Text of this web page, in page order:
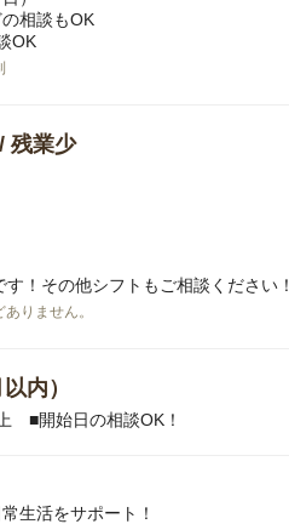
相談もOK
OK
残業少
！その他シフトもご相談ください！
りません。
内）
■開始日の相談OK！
生活をサポート！